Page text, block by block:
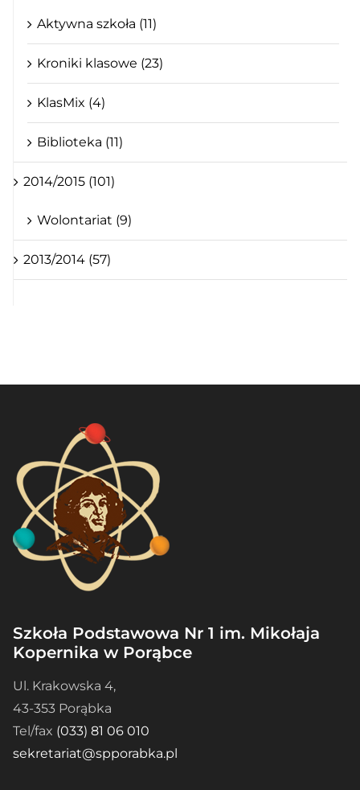
Aktywna szkoła (11)
Kroniki klasowe (23)
KlasMix (4)
Biblioteka (11)
2014/2015 (101)
Wolontariat (9)
2013/2014 (57)
Szkoła Podstawowa Nr 1 im. Mikołaja
Kopernika w Porąbce
Ul. Krakowska 4,
43-353 Porąbka
Tel/fax (033) 81 06 010
sekretariat@spporabka.pl